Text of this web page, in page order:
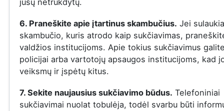
jūsų netrukdytų.
6. Praneškite apie įtartinus skambučius. Jei
skambučio, kuris atrodo kaip sukčiavimas,
valdžios institucijoms. Apie tokius sukčiavimus
policijai arba vartotojų apsaugos institucijoms, kad
veiksmų ir įspėtų kitus.
7. Sekite naujausius sukčiavimo būdus. Telefoniniai
sukčiavimai nuolat tobulėja, todėl svarbu būti